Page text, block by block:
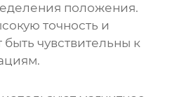
положения.
точность и
чувствительны к